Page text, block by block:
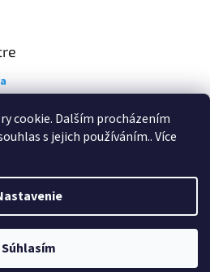
cookie. Dalším procházením
s jejich používáním.. Více
Súhlasím
Vytvoril Shoptet
. Všetky práva vyhradené.